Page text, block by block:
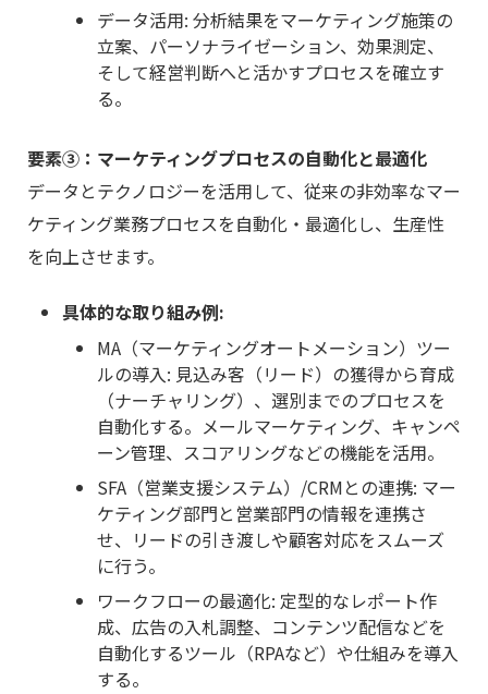
データ活用: 分析結果をマーケティング施策の
立案、パーソナライゼーション、効果測定、
そして経営判断へと活かすプロセスを確立す
る。
要素③：マーケティングプロセスの自動化と最適化
データとテクノロジーを活用して、従来の非効率なマー
ケティング業務プロセスを自動化・最適化し、生産性
を向上させます。
具体的な取り組み例:
MA（マーケティングオートメーション）ツー
ルの導入: 見込み客（リード）の獲得から育成
（ナーチャリング）、選別までのプロセスを
自動化する。メールマーケティング、キャンペ
ーン管理、スコアリングなどの機能を活用。
SFA（営業支援システム）/CRMとの連携: マー
ケティング部門と営業部門の情報を連携さ
せ、リードの引き渡しや顧客対応をスムーズ
に行う。
ワークフローの最適化: 定型的なレポート作
成、広告の入札調整、コンテンツ配信などを
自動化するツール（RPAなど）や仕組みを導入
する。